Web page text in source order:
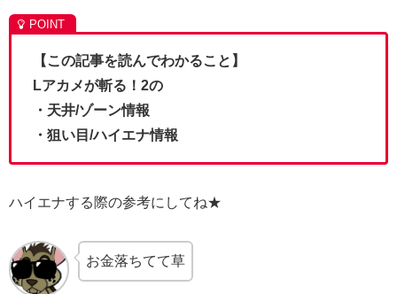
【この記事を読んでわかること】
Lアカメが斬る！2の
・天井/ゾーン情報
・狙い目/ハイエナ情報
ハイエナする際の参考にしてね★
お金落ちてて草